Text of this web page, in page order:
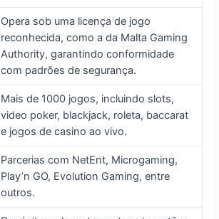
Opera sob uma licença de jogo
reconhecida, como a da Malta Gaming
Authority, garantindo conformidade
com padrões de segurança.
Mais de 1000 jogos, incluindo slots,
video poker, blackjack, roleta, baccarat
e jogos de casino ao vivo.
Parcerias com NetEnt, Microgaming,
Play’n GO, Evolution Gaming, entre
outros.